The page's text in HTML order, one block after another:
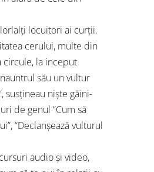
locuitori ai curții.
cerului, multe din
circule, la inceput
său un vultur
susțineau niște găini-
de genul “Cum să
“Declanșează vulturul
audio și video,